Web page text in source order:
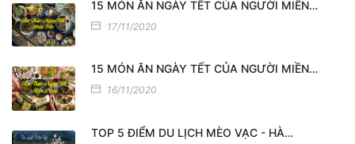
15 MÓN ĂN NGÀY TẾT CỦA NGƯỜI MIỀN…
17/11/2020
15 MÓN ĂN NGÀY TẾT CỦA NGƯỜI MIỀN…
16/11/2020
TOP 5 ĐIỂM DU LỊCH MÈO VẠC - HÀ…